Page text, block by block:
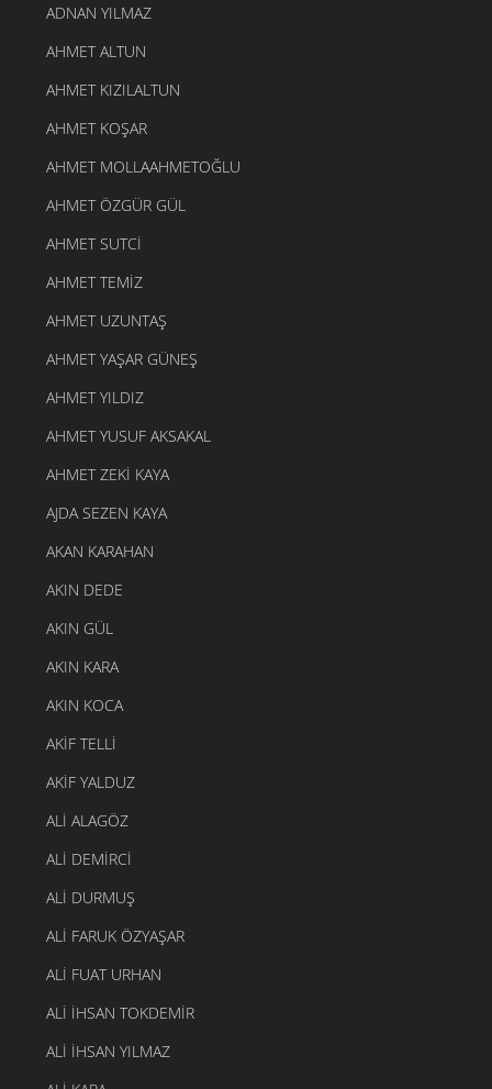
ADNAN YILMAZ
AHMET ALTUN
AHMET KIZILALTUN
AHMET KOŞAR
AHMET MOLLAAHMETOĞLU
AHMET ÖZGÜR GÜL
AHMET SUTCI
AHMET TEMIZ
AHMET UZUNTAŞ
AHMET YAŞAR GÜNEŞ
AHMET YILDIZ
AHMET YUSUF AKSAKAL
AHMET ZEKI KAYA
AJDA SEZEN KAYA
AKAN KARAHAN
AKIN DEDE
AKIN GÜL
AKIN KARA
AKIN KOCA
AKIF TELLI
AKIF YALDUZ
ALI ALAGÖZ
ALI DEMIRCI
ALI DURMUŞ
ALI FARUK ÖZYAŞAR
ALI FUAT URHAN
ALI IHSAN TOKDEMIR
ALI İHSAN YILMAZ